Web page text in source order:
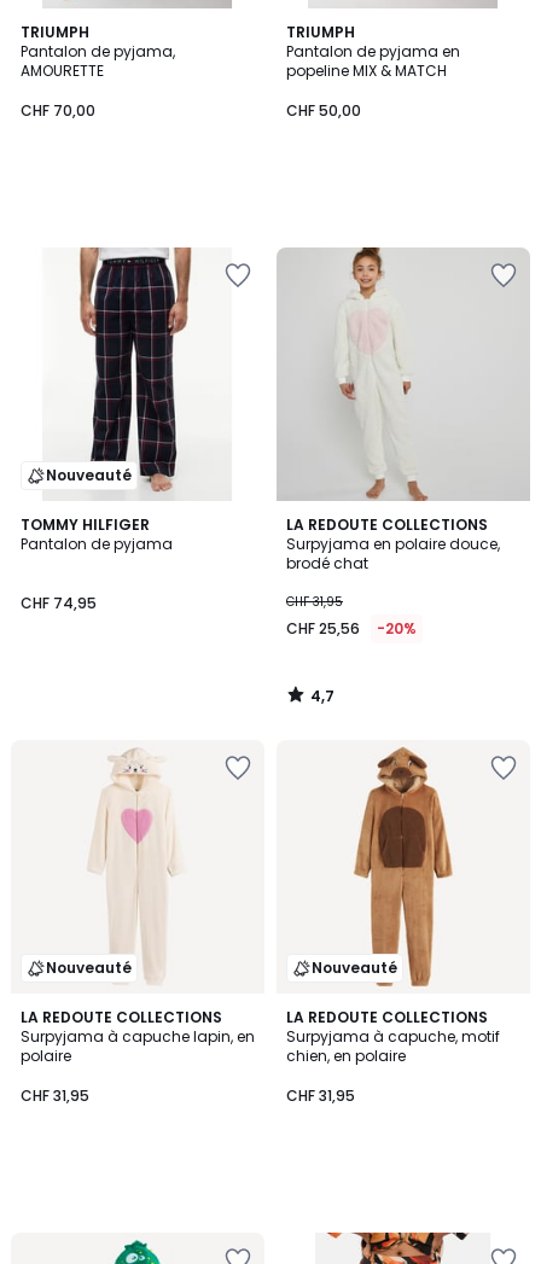
TRIUMPH
Pantalon de pyjama,
AMOURETTE
CHF 70,00
TRIUMPH
Pantalon de pyjama en
popeline MIX & MATCH
CHF 50,00
Nouveauté
TOMMY HILFIGER
Pantalon de pyjama
CHF 74,95
LA REDOUTE COLLECTIONS
Surpyjama en polaire douce,
brodé chat
CHF 31,95
CHF 25,56 -20%
4,7
/ 5
4,7
/
Nouveauté
LA REDOUTE COLLECTIONS
Surpyjama à capuche lapin, en
polaire
CHF 31,95
Nouveauté
LA REDOUTE COLLECTIONS
Surpyjama à capuche, motif
chien, en polaire
CHF 31,95